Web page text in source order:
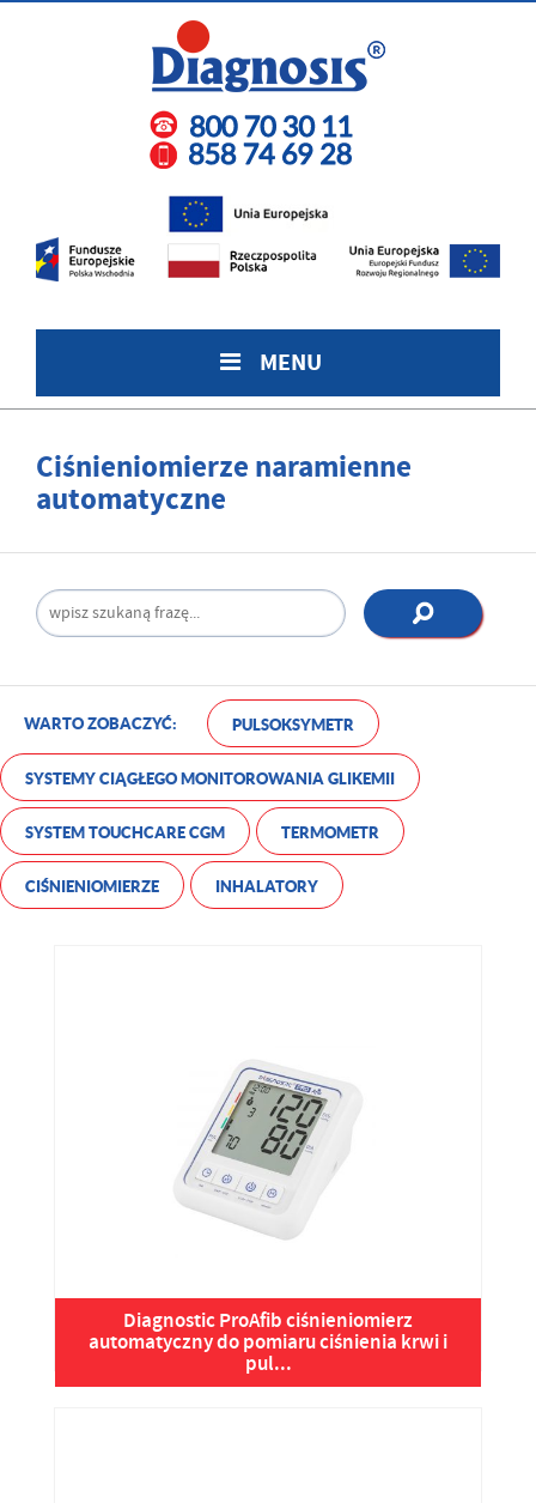
MENU
Ciśnieniomierze naramienne
automatyczne
WARTO ZOBACZYĆ: PULSOKSYMETR
SYSTEMY CIĄGŁEGO MONITOROWANIA GLIKEMII
SYSTEM TOUCHCARE CGM TERMOMETR
CIŚNIENIOMIERZE INHALATORY
Diagnostic ProAfib ciśnieniomierz
automatyczny do pomiaru ciśnienia krwi i
pul...